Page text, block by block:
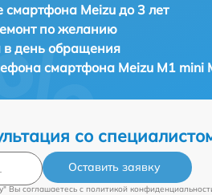
смартфона Meizu до 3 лет
по желанию
в день обращения
смартфона Meizu M1 mini
со
Оставить заявку
Вы соглашаетесь c политикой